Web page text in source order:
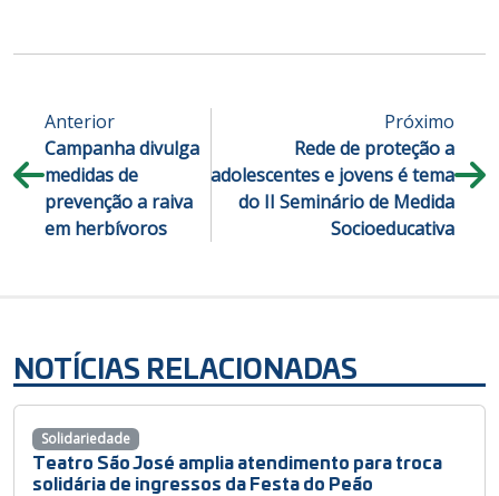
Anterior
Campanha divulga
medidas de
prevenção a raiva
em herbívoros
Próximo
Rede de proteção a
adolescentes e jovens é tema
do II Seminário de Medida
Socioeducativa
NOTÍCIAS RELACIONADAS
Teatro São José amplia atendimento para troca
solidária de ingressos da Festa do Peão
Solidariedade